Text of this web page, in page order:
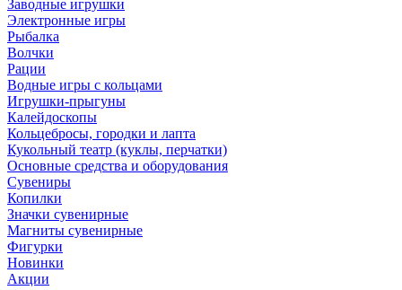
Заводные игрушки
Электронные игры
Рыбалка
Волчки
Рации
Водные игры с кольцами
Игрушки-прыгуны
Калейдоскопы
Кольцебросы, городки и лапта
Кукольный театр (куклы, перчатки)
Основные средства и оборудования
Сувениры
Копилки
Значки сувенирные
Магниты сувенирные
Фигурки
Новинки
Акции